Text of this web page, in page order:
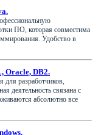
ПО, которая совместима
Удобство в
Oracle, DB2.
разработчиков,
деятельность связана с
абсолютно все